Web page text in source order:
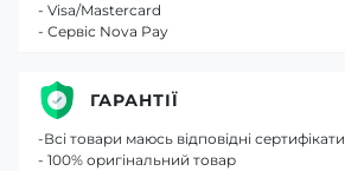
- Visa/Mastercard
- Сервіс Nova Pay
ГАРАНТІЇ
-Всі товари маюсь відповідні сертифікати
- 100% оригінальний товар